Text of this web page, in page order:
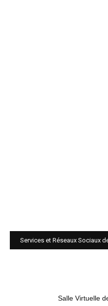
Services et Réseaux Sociaux
Salle Virtuelle